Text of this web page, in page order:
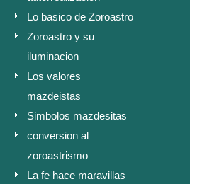
Lo basico de Zoroastro
Zoroastro y su
iluminacion
Los valores
mazdeistas
Simbolos mazdesitas
conversion al
zoroastrismo
La fe hace maravillas